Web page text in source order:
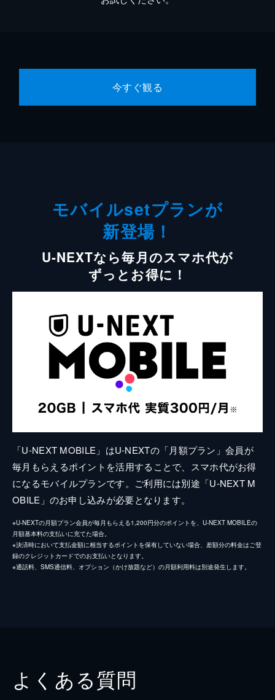
今すぐ観る
モバイルsetプランが
新登場！
U-NEXTなら毎月のスマホ代が
ずっとお得に！
「U-NEXT MOBILE」はU-NEXTの「月額プラン」会員が
毎月もらえるポイントを活用することで、スマホ代がお得
になるモバイルプランです。ご利用には別途「U-NEXT M
OBILE」のお申し込みが必要となります。
※U-NEXTの月額プラン会員が毎月もらえる1,200円分のポイントを、U-NEXT MOBILEの
月額基本料の支払いに充てた場合。
※決済時において支払金額に相当するポイントを保有していない場合、差額分の料金はご登
録のクレジットカードでのお支払いとなります。
※通話料、SMS通信料、オプション（かけ放題など）の月額利用料は別途発生します。
よくある質問